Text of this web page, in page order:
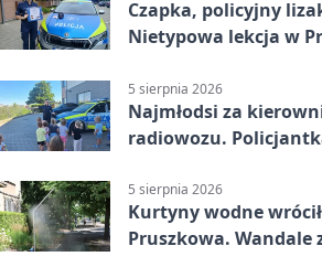
Czapka, policyjny
Nietypowa lekcja w
5 sierpnia 2026
Najmłodsi za
radiowozu.
5 sierpnia 2026
Kurtyny wodne
Pruszkowa. Wandale